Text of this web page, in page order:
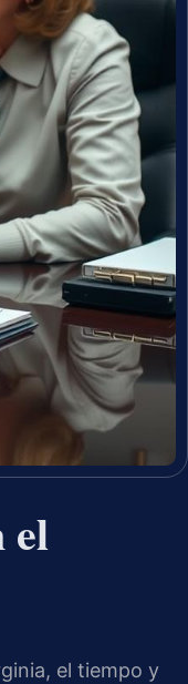
el
el tiempo y